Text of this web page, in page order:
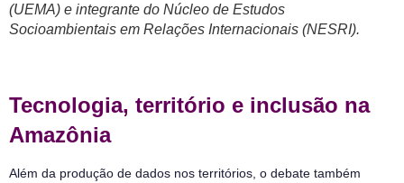
(UEMA) e integrante do Núcleo de Estudos
Socioambientais em Relações Internacionais (NESRI).
Tecnologia, território e inclusão na
Amazônia
Além da produção de dados nos territórios, o debate também